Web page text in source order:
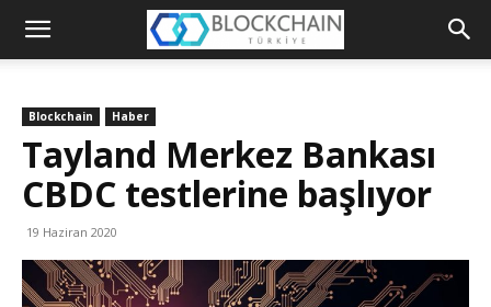
Blockchain
Blockchain Haber
Tayland Merkez Bankası
CBDC testlerine başlıyor
19 Haziran 2020